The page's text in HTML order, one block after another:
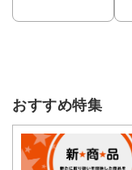
おすすめ特集